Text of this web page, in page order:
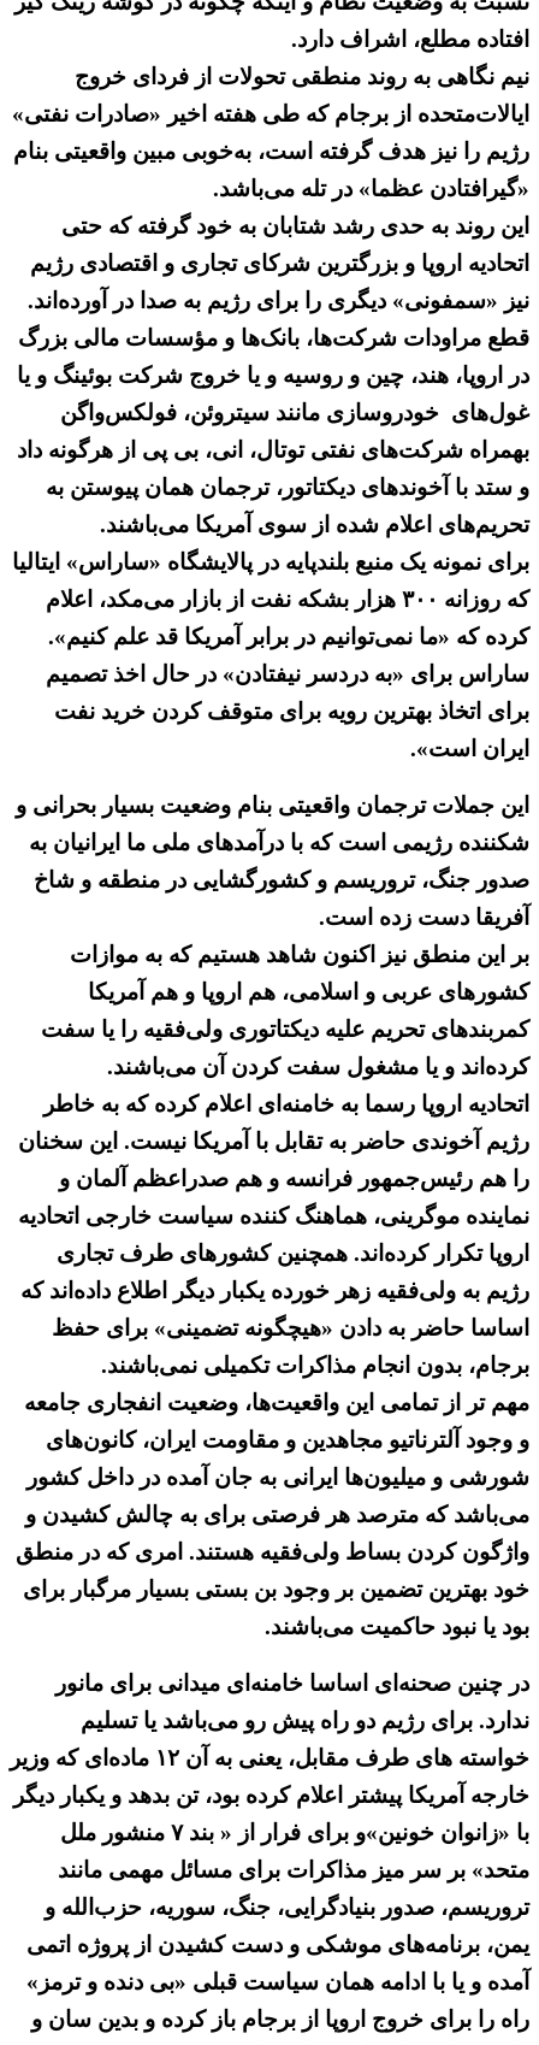
افتاده مطلع، اشراف دارد.
نیم نگاهی به روند منطقی تحولات از فردای خروج
ایالات‌متحده از برجام که طی هفته اخیر «صادرات نفتی»
رژیم را نیز هدف گرفته است، به‌خوبی مبین واقعیتی بنام
«گیرافتادن عظما» در تله می‌باشد.
این روند به حدی رشد شتابان به خود گرفته که حتی
اتحادیه اروپا و بزرگترین شرکای تجاری و اقتصادی رژیم
نیز «سمفونی» دیگری را برای رژیم به صدا در آورده‌اند.
قطع مراودات شرکت‌ها، بانک‌ها و مؤسسات مالی بزرگ
در اروپا، هند، چین و روسیه و یا خروج شرکت بوئینگ و یا
غول‌های خودروسازی مانند سیتروئن، فولکس‌واگن
بهمراه شرکت‌های نفتی توتال، انی، بی پی از هرگونه داد
و ستد با آخوندهای دیکتاتور، ترجمان همان پیوستن به
تحریم‌های اعلام شده از سوی آمریکا می‌باشند.
برای نمونه یک منبع بلندپایه در پالایشگاه «ساراس» ایتالیا
که روزانه ۳۰۰ هزار بشکه نفت از بازار می‌مکد، اعلام
کرده که «ما نمی‌توانیم در برابر آمریکا قد علم کنیم».
ساراس برای «به دردسر نیفتادن» در حال اخذ تصمیم
برای اتخاذ بهترین رویه برای متوقف کردن خرید نفت
ایران است».
این جملات ترجمان واقعیتی بنام وضعیت بسیار بحرانی و
شکننده رژیمی است که با درآمدهای ملی ما ایرانیان به
صدور جنگ، تروریسم و کشورگشایی در منطقه و شاخ
آفریقا دست زده است.
بر این منطق نیز اکنون شاهد هستیم که به موازات
کشورهای عربی و اسلامی، هم اروپا و هم آمریکا
کمربندهای تحریم علیه دیکتاتوری ولی‌فقیه را یا سفت
کرده‌اند و یا مشغول سفت کردن آن می‌باشند.
اتحادیه اروپا رسما به خامنه‌ای اعلام کرده که به خاطر
رژیم آخوندی حاضر به تقابل با آمریکا نیست. این سخنان
را هم رئیس‌جمهور فرانسه و هم صدراعظم آلمان و
نماینده موگرینی، هماهنگ کننده سیاست خارجی اتحادیه
اروپا تکرار کرده‌اند. همچنین کشورهای طرف تجاری
رژیم به ولی‌فقیه زهر خورده یکبار دیگر اطلاع داده‌اند که
اساسا حاضر به دادن «هیچگونه تضمینی» برای حفظ
برجام، بدون انجام مذاکرات تکمیلی نمی‌باشند.
مهم تر از تمامی این واقعیت‌ها، وضعیت انفجاری جامعه
و وجود آلترناتیو مجاهدین و مقاومت ایران، کانون‌های
شورشی و میلیون‌ها ایرانی به جان آمده در داخل کشور
می‌باشد که مترصد هر فرصتی برای به چالش کشیدن و
واژگون کردن بساط ولی‌فقیه هستند. امری که در منطق
خود بهترین تضمین بر وجود بن بستی بسیار مرگبار برای
بود یا نبود حاکمیت می‌باشند.
در چنین صحنه‌ای اساسا خامنه‌ای میدانی برای مانور
ندارد. برای رژیم دو راه پیش رو می‌باشد یا تسلیم
خواسته های طرف مقابل، یعنی به آن ۱۲ ماده‌ای که وزیر
خارجه آمریکا پیشتر اعلام کرده بود، تن بدهد و یکبار دیگر
با «زانوان خونین»و برای فرار از « بند ۷ منشور ملل
متحد» بر سر میز مذاکرات برای مسائل مهمی مانند
تروریسم، صدور بنیادگرایی، جنگ، سوریه، حزب‌الله و
یمن، برنامه‌های موشکی و دست کشیدن از پروژه اتمی
آمده و یا با ادامه همان سیاست قبلی «بی دنده و ترمز»
راه را برای خروج اروپا از برجام باز کرده و بدین سان و